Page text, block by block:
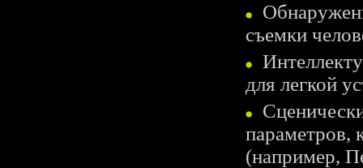
съемки
для легкой
параметров,
(например,